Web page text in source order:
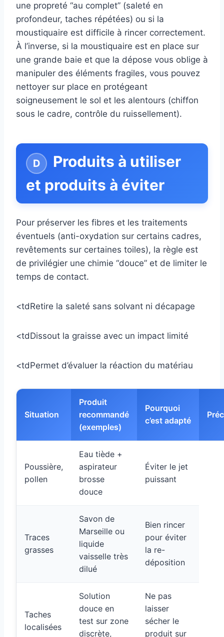
une propreté “au complet” (saleté en
profondeur, taches répétées) ou si la
moustiquaire est difficile à rincer correctement.
À l’inverse, si la moustiquaire est en place sur
une grande baie et que la dépose vous oblige à
manipuler des éléments fragiles, vous pouvez
nettoyer sur place en protégeant
soigneusement le sol et les alentours (chiffon
sous le cadre, contrôle du ruissellement).
Produits à utiliser
et produits à éviter
Pour préserver les fibres et les traitements
éventuels (anti-oxydation sur certains cadres,
revêtements sur certaines toiles), la règle est
de privilégier une chimie “douce” et de limiter le
temps de contact.
<tdRetire la saleté sans solvant ni décapage
<tdDissout la graisse avec un impact limité
<tdPermet d’évaluer la réaction du matériau
Situation
Produit
recommandé
(exemples)
Pourquoi
c’est adapté
Poussière,
pollen
Eau tiède +
aspirateur
brosse
douce
Éviter le jet
puissant
Traces
grasses
Savon de
Marseille ou
liquide
vaisselle très
dilué
Bien rincer
pour éviter
la re-
déposition
Taches
localisées
Solution
douce en
test sur zone
discrète,
Ne pas
laisser
sécher le
produit sur